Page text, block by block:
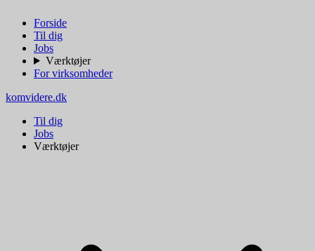
Forside
Til dig
Jobs
Værktøjer
For virksomheder
komvidere.dk
Til dig
Jobs
Værktøjer